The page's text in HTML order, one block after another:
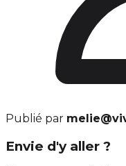
Publié par
Envie d'y aller ?